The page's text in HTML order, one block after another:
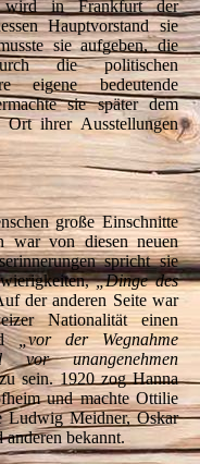
wird in Frankfurt der
Hauptvorstand sie
sie aufgeben, die
die politischen
eigene bedeutende
sie später dem
ihrer Ausstellungen
große Einschnitte
war von diesen neuen
spricht sie
„Dinge des
der anderen Seite war
Nationalität einen
„vor der Wegnahme
vor unangenehmen
sein. 1920 zog Hanna
und machte Ottilie
Ludwig Meidner, Oskar
bekannt.